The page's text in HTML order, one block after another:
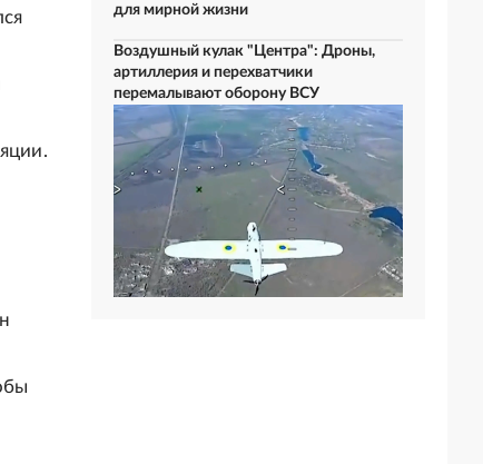
для мирной жизни
Воздушный кулак "Центра": Дроны,
артиллерия и перехватчики
перемалывают оборону ВСУ